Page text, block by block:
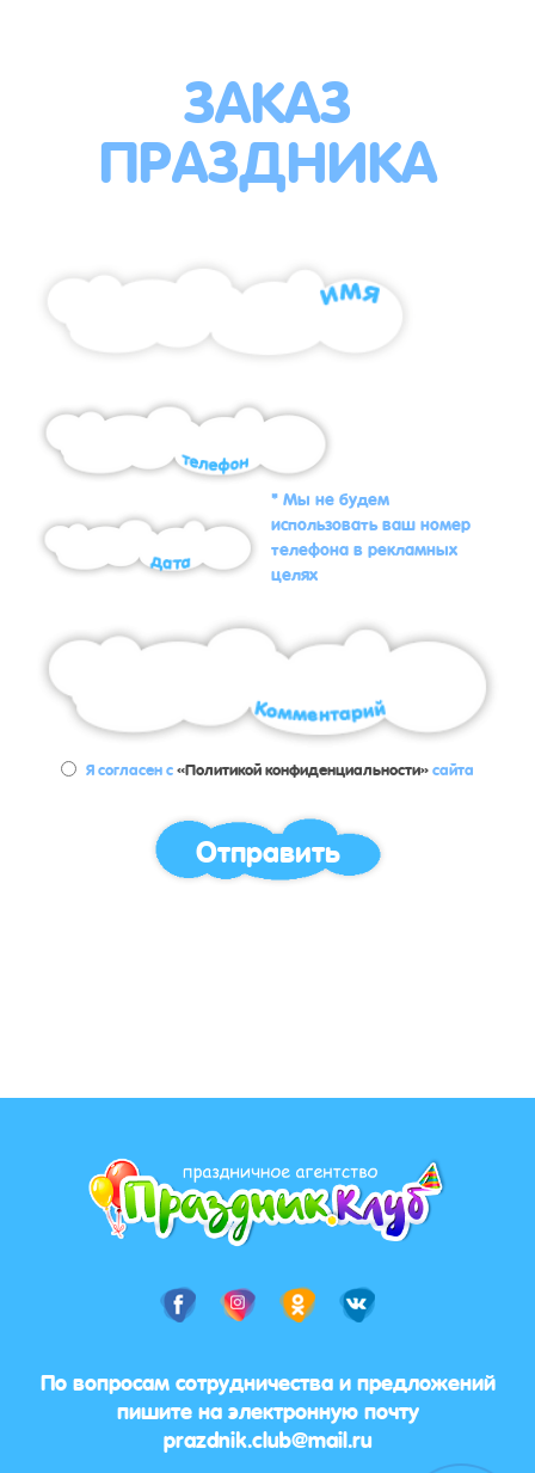
ЗАКАЗ
ПРАЗДНИКА
* Мы не будем
использовать ваш номер
телефона в рекламных
целях
Я согласен с«Политикой конфиденциальности»сайта
Отправить
По вопросам сотрудничества и предложений
пишите на электронную почту
prazdnik.club@mail.ru